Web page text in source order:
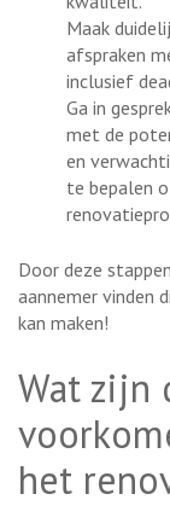
Maak
afspraken
inclusief
Ga in
met de
en
te bepalen
Door deze
aannemer vinden
kan maken!
Wat zijn
het